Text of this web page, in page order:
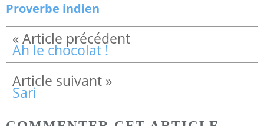
Proverbe indien
Ah le chocolat !
Sari